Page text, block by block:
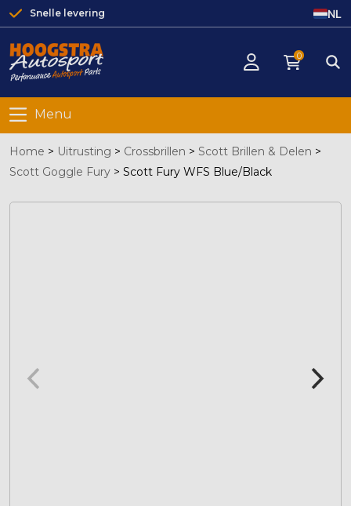
Snelle levering NL
0
Menu
Home > Uitrusting > Crossbrillen > Scott Brillen & Delen >
Scott Goggle Fury > Scott Fury WFS Blue/Black